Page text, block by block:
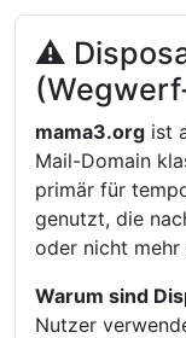
⚠
mama3.org ist
Mail-Domain
primär für
genutzt, die
oder nicht mehr
Warum sind
Nutzer